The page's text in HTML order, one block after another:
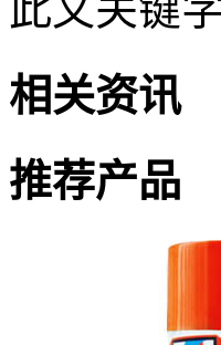
此文关键字
相关资讯
推荐产品